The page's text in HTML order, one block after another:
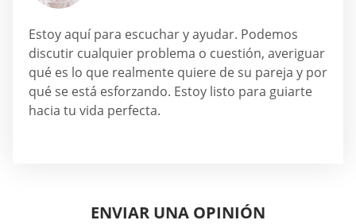
Estoy aquí para escuchar y ayudar. Podemos
discutir cualquier problema o cuestión, averiguar
qué es lo que realmente quiere de su pareja y por
qué se está esforzando. Estoy listo para guiarte
hacia tu vida perfecta.
ENVIAR UNA OPINIÓN